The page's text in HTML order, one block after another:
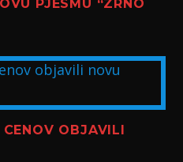
PJESMU “ZRNO
OBJAVILI